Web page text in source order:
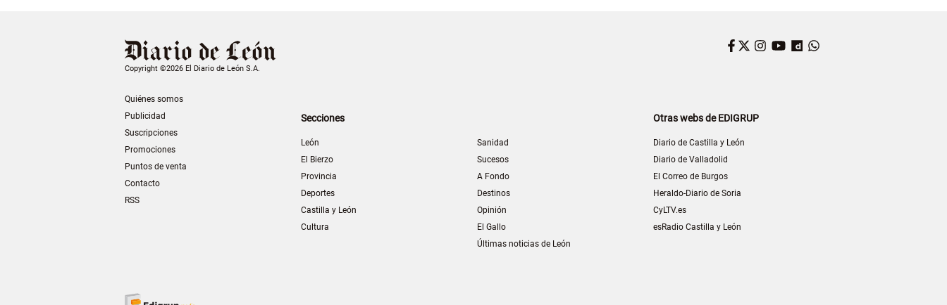
Copyright ©2026 El Diario de León S.A.
Quiénes somos
Publicidad
Suscripciones
Promociones
Puntos de venta
Contacto
RSS
Facebook
Twitter
Instagram
YouTube
Dailymotion
Secciones
León
El Bierzo
Provincia
Deportes
Castilla y León
Cultura
Sanidad
Sucesos
A Fondo
Destinos
Opinión
El Gallo
Últimas noticias de León
Otras webs de EDIGRUP
Diario de Castilla y León
Diario de Valladolid
El Correo de Burgos
Heraldo-Diario de Soria
CyLTV.es
esRadio Castilla y León